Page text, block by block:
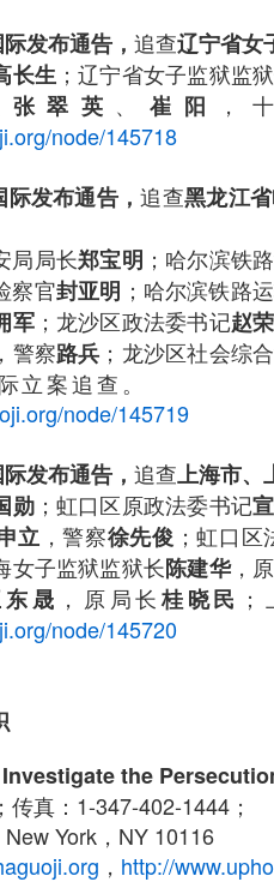
发布通告， 追查辽宁省女
长生 ；辽宁省女子监狱监
张翠英 、崔阳
，
node/145718
际发布通告，追查黑龙江
局局长郑宝明 ；哈尔滨铁
察官封亚明 ；哈尔滨铁路
军；龙沙区政法委书记赵
，警察路兵 ；龙沙区社会综
。被追
node/145719
发布通告， 追查上海市、
勋；虹口区原政法委书记
立 ，警察徐先俊 ；虹口
女子监狱监狱长陈建华，
晟 ，原局长桂晓民
node/145720
the
真：1-347-402-1444；
York，NY 10116
， http://